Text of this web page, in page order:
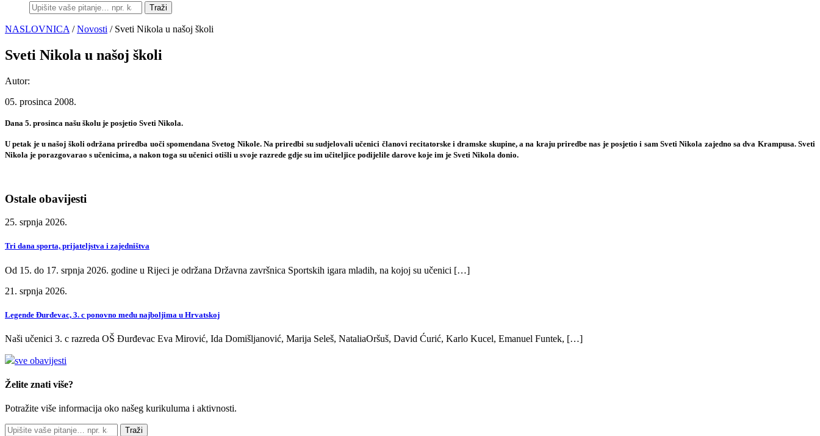
Traži
NASLOVNICA /Novosti / Sveti Nikola u našoj školi
Sveti Nikola u našoj školi
Autor:
05. prosinca 2008.
Dana 5. prosinca našu školu je posjetio Sveti Nikola.
U petak je u našoj školi održana priredba uoči spomendana Svetog Nikole. Na priredbi su sudjelovali učenici članovi recitatorske i dramske skupine, a na kraju priredbe nas je posjetio i samSveti Nikola zajedno sa dva Krampusa. Sveti
Nikola je porazgovarao s učenicima, a nakon toga su učenici otišli u svoje razrede gdje su im učiteljice podijelile darove koje im je Sveti Nikola donio.
Ostale obavijesti
25. srpnja 2026.
Tri dana sporta, prijateljstva i zajedništva
Od 15. do 17. srpnja 2026. godine u Rijeci je održana Državna završnica Sportskih igara mladih, na kojoj su učenici […]
21. srpnja 2026.
Legende Đurđevac, 3. c ponovno među najboljima u Hrvatskoj
Naši učenici 3. c razreda OŠ Đurđevac Eva Mirović, Ida Domišljanović, Marija Seleš, NataliaOršuš, David Ćurić, Karlo Kucel, Emanuel Funtek, […]
sve obavijesti
Želite znati više?
Potražite više informacija oko našeg kurikuluma i aktivnosti.
Traži